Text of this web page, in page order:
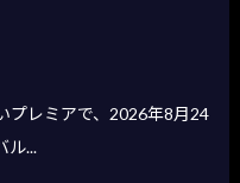
プレミアで、2026年8月24
ル...